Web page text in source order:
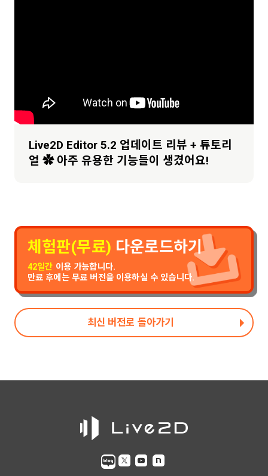
Live2D Editor 5.2 업데이트 리뷰 + 튜토리
얼 ✿ 아주 유용한 기능들이 생겼어요!
체험판(무료) 다운로드하기
42일간 이용 가능합니다.
만료 후에는 무료 버전을 이용하실 수 있습니다.
최신 버전로 돌아가기